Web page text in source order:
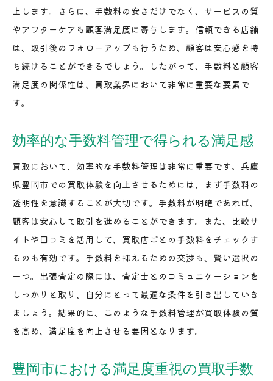
上します。さらに、手数料の安さだけでなく、サービスの質
やアフターケアも顧客満足度に寄与します。信頼できる店舗
は、取引後のフォローアップも行うため、顧客は安心感を持
ち続けることができるでしょう。したがって、手数料と顧客
満足度の関係性は、買取業界において非常に重要な要素で
す。
効率的な手数料管理で得られる満足感
買取において、効率的な手数料管理は非常に重要です。兵庫
県豊岡市での買取体験を向上させるためには、まず手数料の
透明性を意識することが大切です。手数料が明確であれば、
顧客は安心して取引を進めることができます。また、比較サ
イトや口コミを活用して、買取店ごとの手数料をチェックす
るのも有効です。手数料を抑えるための交渉も、賢い選択の
一つ。出張査定の際には、査定士とのコミュニケーションを
しっかりと取り、自分にとって最適な条件を引き出していき
ましょう。結果的に、このような手数料管理が買取体験の質
を高め、満足度を向上させる要因となります。
豊岡市における満足度重視の買取手数